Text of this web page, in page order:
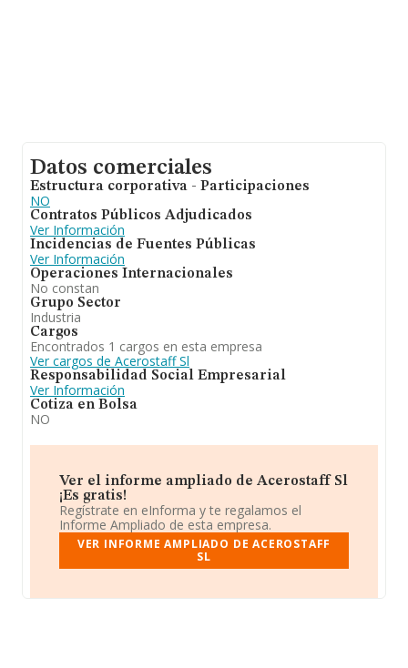
Datos comerciales
Estructura corporativa - Participaciones
NO
Contratos Públicos Adjudicados
Ver Información
Incidencias de Fuentes Públicas
Ver Información
Operaciones Internacionales
No constan
Grupo Sector
Industria
Cargos
Encontrados 1 cargos en esta empresa
Ver cargos de Acerostaff Sl
Responsabilidad Social Empresarial
Ver Información
Cotiza en Bolsa
NO
Ver el informe ampliado de Acerostaff Sl
¡Es gratis!
Regístrate en eInforma y te regalamos el
Informe Ampliado de esta empresa.
VER INFORME AMPLIADO DE ACEROSTAFF
SL